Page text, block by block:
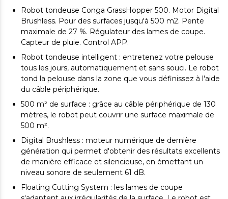
Robot tondeuse Conga GrassHopper 500. Motor Digital
Brushless. Pour des surfaces jusqu'à 500 m2. Pente
maximale de 27 %. Régulateur des lames de coupe.
Capteur de pluie. Control APP.
Robot tondeuse intelligent : entretenez votre pelouse
tous les jours, automatiquement et sans souci. Le robot
tond la pelouse dans la zone que vous définissez à l'aide
du câble périphérique.
500 m² de surface : grâce au câble périphérique de 130
mètres, le robot peut couvrir une surface maximale de
500 m².
Digital Brushless : moteur numérique de dernière
génération qui permet d'obtenir des résultats excellents
de manière efficace et silencieuse, en émettant un
niveau sonore de seulement 61 dB.
Floating Cutting System : les lames de coupe